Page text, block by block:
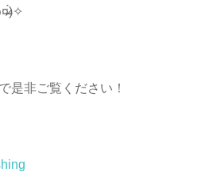
是非ご覧ください！